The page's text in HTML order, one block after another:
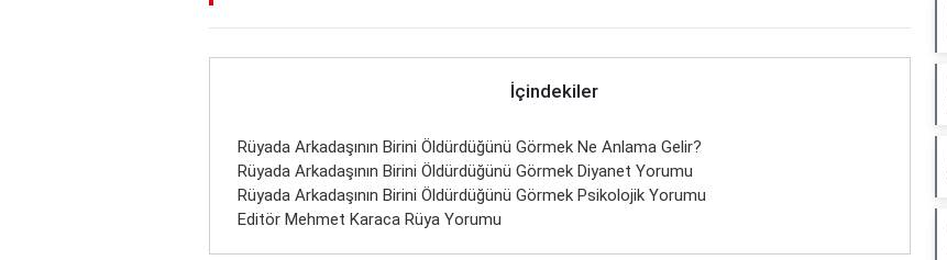
İçindekiler
Rüyada Arkadaşının Birini Öldürdüğünü Görmek Ne Anlama Gelir?
Rüyada Arkadaşının Birini Öldürdüğünü Görmek Diyanet Yorumu
Rüyada Arkadaşının Birini Öldürdüğünü Görmek Psikolojik Yorumu
Editör Mehmet Karaca Rüya Yorumu